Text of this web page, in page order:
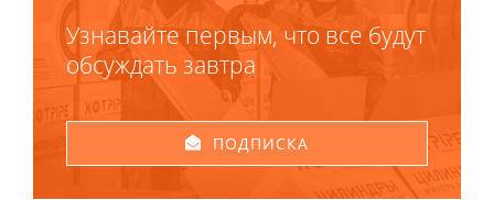
Узнавайте первым, что все будут
обсуждать завтра
ПОДПИСКА